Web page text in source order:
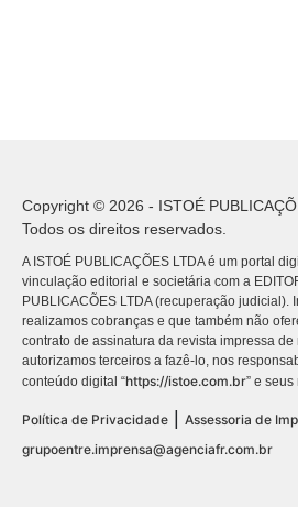
Copyright © 2026 - ISTOÉ
Todos os direitos reservados.
A ISTOÉ PUBLICAÇÕES LTDA é um portal
vinculação editorial e societária com a
PUBLICACÕES LTDA (recuperação judicial).
realizamos cobranças e que também não
contrato de assinatura da revista impressa de
autorizamos terceiros a fazê-lo, nos
conteúdo digital “https://istoe.com.br” e
Política de Privacidade
Assessoria de
grupoentre.imprensa@agenciafr.com.br